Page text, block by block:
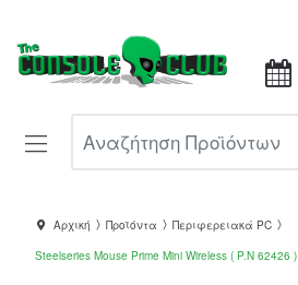
Αρχική Προϊόντα
Περιφερειακά PC
Steelseries Mouse Prime Mini Wireless ( P.N 62426 )